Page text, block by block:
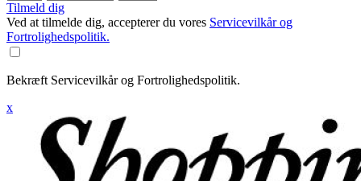
Tilmeld dig
Ved at tilmelde dig, accepterer du vores Servicevilkår og
Fortrolighedspolitik.
Bekræft Servicevilkår og Fortrolighedspolitik.
x